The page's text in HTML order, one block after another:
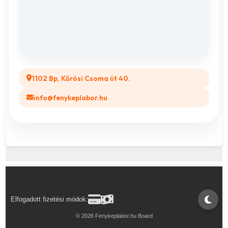
1102 Bp, Kőrösi Csoma út 40.
info@fenykeplabor.hu
Elfogadott fizetési módok:
© 2026 Fenykeplabor.hu Board